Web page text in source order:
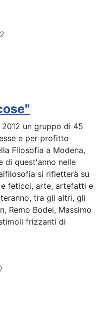
2012 un gruppo di 45
e per profitto
Filosofia a Modena,
di quest'anno nelle
si rifletterà su
feticci, arte, artefatti e
tra gli altri, gli
Remo Bodei, Massimo
frizzanti di